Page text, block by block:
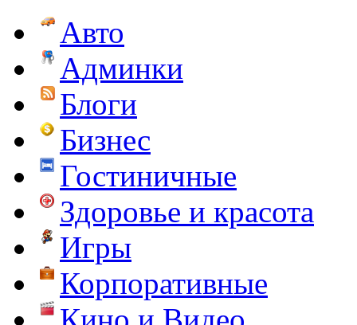
Авто
Админки
Блоги
Бизнес
Гостиничные
Здоровье и красота
Игры
Корпоративные